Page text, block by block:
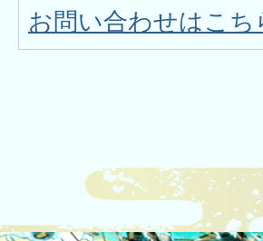
お問い合わせはこち